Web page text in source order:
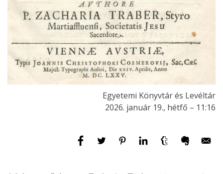
Egyetemi Könyvtár és Levéltár
2026. január 19., hétfő – 11:16